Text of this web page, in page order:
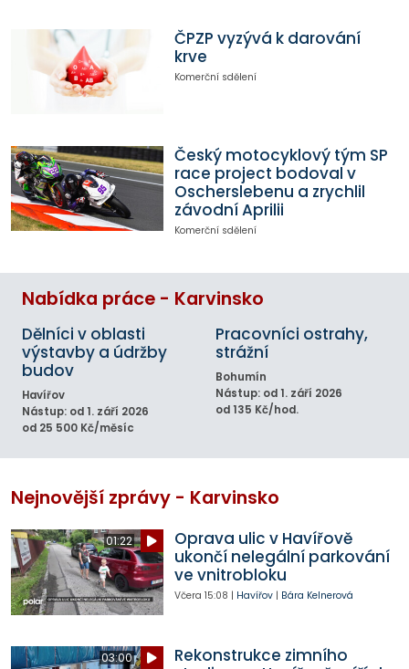
ČPZP vyzývá k darování
krve
Komerční sdělení
Český motocyklový tým SP
race project bodoval v
Oscherslebenu a zrychlil
závodní Aprilii
Komerční sdělení
Nabídka práce - Karvinsko
Dělníci v oblasti
výstavby a údržby
budov
Havířov
Nástup: od 1. září 2026
od 25 500 Kč/měsíc
Pracovníci ostrahy,
strážní
Bohumín
Nástup: od 1. září 2026
od 135 Kč/hod.
Nejnovější zprávy - Karvinsko
01:22
Oprava ulic v Havířově
ukončí nelegální parkování
ve vnitrobloku
Včera 15:08 | Havířov| Bára Kelnerová
03:00
Rekonstrukce zimního